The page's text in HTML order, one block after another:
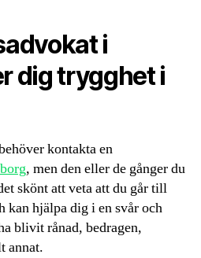
i
dig trygghet i
kontakta en
, men den eller de gånger du
skönt att veta att du går till
kan hjälpa dig i en svår och
blivit rånad, bedragen,
annat.